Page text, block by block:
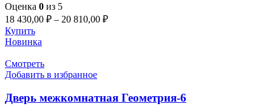
Оценка 0 из 5
18 430,00 ₽ – 20 810,00 ₽
Купить
Новинка
Смотреть
Добавить в избранное
Дверь межкомнатная Геометрия-6